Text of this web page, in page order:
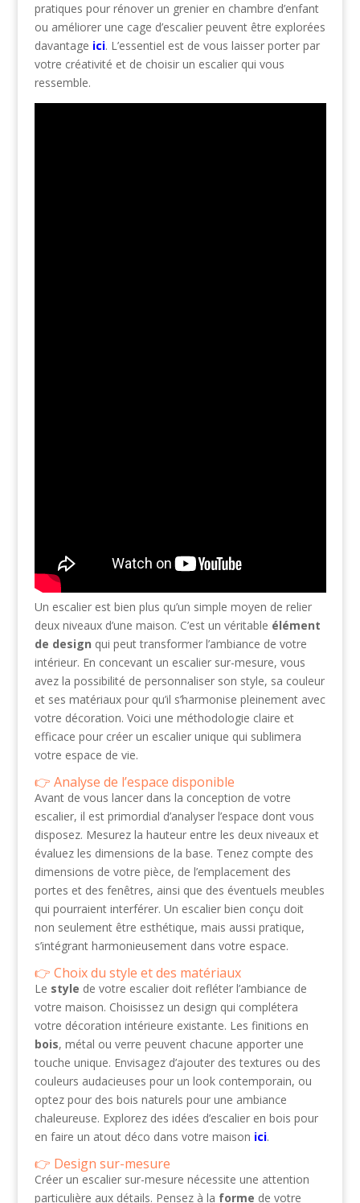
pratiques pour rénover un grenier en chambre d’enfant
ou améliorer une cage d’escalier peuvent être explorées
davantage ici. L’essentiel est de vous laisser porter par
votre créativité et de choisir un escalier qui vous
ressemble.
Un escalier est bien plus qu’un simple moyen de relier
deux niveaux d’une maison. C’est un véritable élément
de design qui peut transformer l’ambiance de votre
intérieur. En concevant un escalier sur-mesure, vous
avez la possibilité de personnaliser son style, sa couleur
et ses matériaux pour qu’il s’harmonise pleinement avec
votre décoration. Voici une méthodologie claire et
efficace pour créer un escalier unique qui sublimera
votre espace de vie.
Analyse de l’espace disponible
Avant de vous lancer dans la conception de votre
escalier, il est primordial d’analyser l’espace dont vous
disposez. Mesurez la hauteur entre les deux niveaux et
évaluez les dimensions de la base. Tenez compte des
dimensions de votre pièce, de l’emplacement des
portes et des fenêtres, ainsi que des éventuels meubles
qui pourraient interférer. Un escalier bien conçu doit
non seulement être esthétique, mais aussi pratique,
s’intégrant harmonieusement dans votre espace.
Choix du style et des matériaux
Le style de votre escalier doit refléter l’ambiance de
votre maison. Choisissez un design qui complétera
votre décoration intérieure existante. Les finitions en
bois, métal ou verre peuvent chacune apporter une
touche unique. Envisagez d’ajouter des textures ou des
couleurs audacieuses pour un look contemporain, ou
optez pour des bois naturels pour une ambiance
chaleureuse. Explorez des idées d’escalier en bois pour
en faire un atout déco dans votre maison ici.
Design sur-mesure
Créer un escalier sur-mesure nécessite une attention
particulière aux détails. Pensez à la forme de votre